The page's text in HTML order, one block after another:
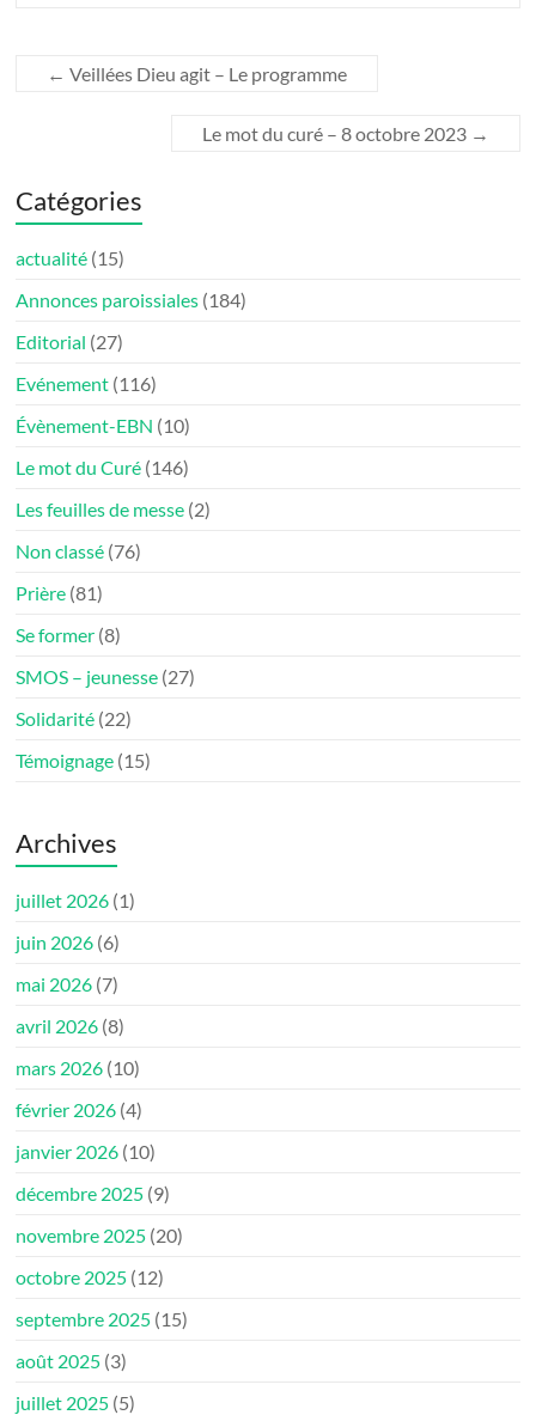
← Veillées Dieu agit – Le programme
Le mot du curé – 8 octobre 2023 →
Catégories
actualité (15)
Annonces paroissiales (184)
Editorial (27)
Evénement (116)
Évènement-EBN (10)
Le mot du Curé (146)
Les feuilles de messe (2)
Non classé (76)
Prière (81)
Se former (8)
SMOS – jeunesse (27)
Solidarité (22)
Témoignage (15)
Archives
juillet 2026 (1)
juin 2026 (6)
mai 2026 (7)
avril 2026 (8)
mars 2026 (10)
février 2026 (4)
janvier 2026 (10)
décembre 2025 (9)
novembre 2025 (20)
octobre 2025 (12)
septembre 2025 (15)
août 2025 (3)
juillet 2025 (5)